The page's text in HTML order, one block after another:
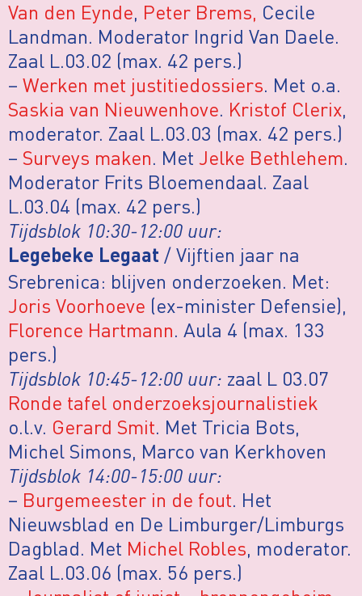
Van den Eynde, Peter Brems, Cecile
Landman. Moderator Ingrid Van Daele.
Zaal L.03.02 (max. 42 pers.)
– Werken met justitiedossiers. Met o.a.
Saskia van Nieuwenhove. Kristof Clerix,
moderator. Zaal L.03.03 (max. 42 pers.)
– Surveys maken. Met Jelke Bethlehem.
Moderator Frits Bloemendaal. Zaal
L.03.04 (max. 42 pers.)
Tijdsblok 10:30-12:00 uur:
Legebeke Legaat / Vijftien jaar na
Srebrenica: blijven onderzoeken. Met:
Joris Voorhoeve (ex-minister Defensie),
Florence Hartmann. Aula 4 (max. 133
pers.)
Tijdsblok 10:45-12:00 uur: zaal L 03.07
Ronde tafel onderzoeksjournalistiek
o.l.v. Gerard Smit. Met Tricia Bots,
Michel Simons, Marco van Kerkhoven
Tijdsblok 14:00-15:00 uur:
– Burgemeester in de fout. Het
Nieuwsblad en De Limburger/Limburgs
Dagblad. Met Michel Robles, moderator.
Zaal L.03.06 (max. 56 pers.)